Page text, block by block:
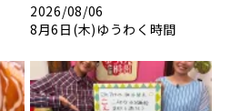
2026/08/06
8月6日(木)ゆうわく時間